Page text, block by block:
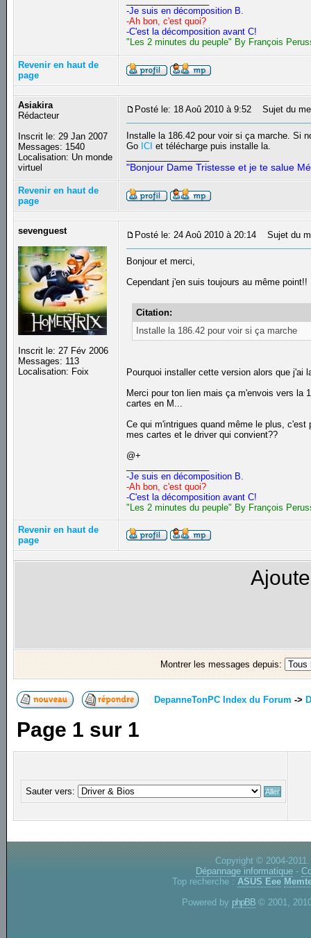
-Je suis en décomposition B.
-Ah bon, c'est quoi?
-C'est la décomposition avant C!
"Les 2 minutes du peuple" By François
Revenir en haut de
page
Asiakira
Rédacteur
Inscrit le: 29 Jan 2007
Messages: 1540
Localisation: Un monde
virtuel
Posté le: 18 Aoû 2010 à 9:52 Sujet du
Installe la 186.42 pour voir si ça marche. Si
Go ICI et télécharge puis installe la.
"Bonjour Dame Tristesse et je te salue
Revenir en haut de
page
sevenguest
Inscrit le: 27 Fév 2006
Messages: 113
Localisation: Foix
Posté le: 24 Aoû 2010 à 20:14 Sujet du
Bonjour et merci,
Cependant j'en suis toujours au même point!!
Citation:
Installe la 186.42 pour voir si ça marche
Pourquoi installer cette version alors que j'ai
Merci pour ton lien mais ça m'envois vers la
cartes en M...
Ce qui m'intrigues quand même le plus,
mes cartes et le driver qui convient??
@+
-Je suis en décomposition B.
-Ah bon, c'est quoi?
-C'est la décomposition avant C!
"Les 2 minutes du peuple" By François
Revenir en haut de
page
Montrer les messages depuis:
DepanneTonPC Index du Forum ->
Page 1 sur 1
Sauter vers:
Copyright © 2004-
Dépannage informatique -
Top recherche : ASUS Eee
Powered by phpBB © 2001,